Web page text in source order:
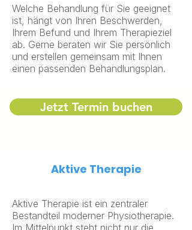
Welche Behandlung für Sie geeignet
ist, hängt von Ihren Beschwerden,
Ihrem Befund und Ihrem Therapieziel
ab. Gerne beraten wir Sie persönlich
und erstellen gemeinsam mit Ihnen
einen passenden Behandlungsplan.
Jetzt Termin buchen
Aktive Therapie
Aktive Therapie ist ein zentraler
Bestandteil moderner Physiotherapie.
Im Mittelpunkt steht nicht nur die